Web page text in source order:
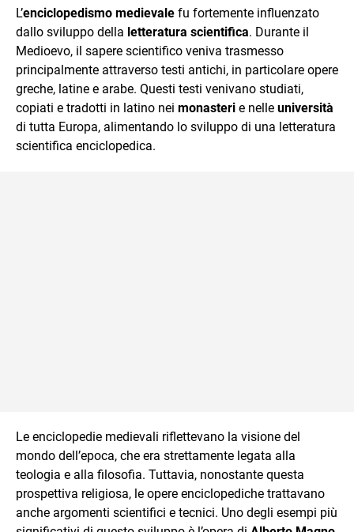
L’enciclopedismo medievale fu fortemente influenzato
dallo sviluppo della letteratura scientifica. Durante il
Medioevo, il sapere scientifico veniva trasmesso
principalmente attraverso testi antichi, in particolare opere
greche, latine e arabe. Questi testi venivano studiati,
copiati e tradotti in latino nei monasteri e nelle università
di tutta Europa, alimentando lo sviluppo di una letteratura
scientifica enciclopedica.
Le enciclopedie medievali riflettevano la visione del
mondo dell’epoca, che era strettamente legata alla
teologia e alla filosofia. Tuttavia, nonostante questa
prospettiva religiosa, le opere enciclopediche trattavano
anche argomenti scientifici e tecnici. Uno degli esempi più